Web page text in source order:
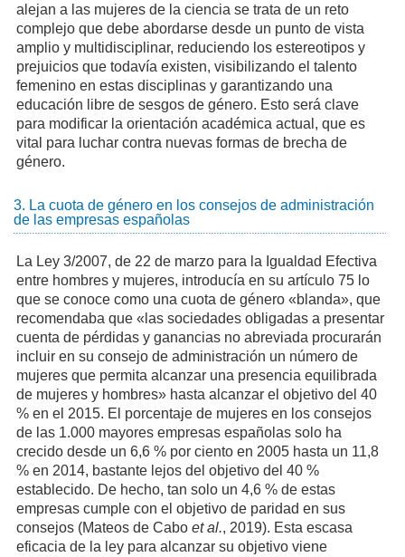
alejan a las mujeres de la ciencia se trata de un reto
complejo que debe abordarse desde un punto de vista
amplio y multidisciplinar, reduciendo los estereotipos y
prejuicios que todavía existen, visibilizando el talento
femenino en estas disciplinas y garantizando una
educación libre de sesgos de género. Esto será clave
para modificar la orientación académica actual, que es
vital para luchar contra nuevas formas de brecha de
género.
3. La cuota de género en los consejos de administración
de las empresas españolas
La Ley 3/2007, de 22 de marzo para la Igualdad Efectiva
entre hombres y mujeres, introducía en su artículo 75 lo
que se conoce como una cuota de género «blanda», que
recomendaba que «las sociedades obligadas a presentar
cuenta de pérdidas y ganancias no abreviada procurarán
incluir en su consejo de administración un número de
mujeres que permita alcanzar una presencia equilibrada
de mujeres y hombres» hasta alcanzar el objetivo del 40
% en el 2015. El porcentaje de mujeres en los consejos
de las 1.000 mayores empresas españolas solo ha
crecido desde un 6,6 % por ciento en 2005 hasta un 11,8
% en 2014, bastante lejos del objetivo del 40 %
establecido. De hecho, tan solo un 4,6 % de estas
empresas cumple con el objetivo de paridad en sus
consejos (Mateos de Cabo et al., 2019). Esta escasa
eficacia de la ley para alcanzar su objetivo viene